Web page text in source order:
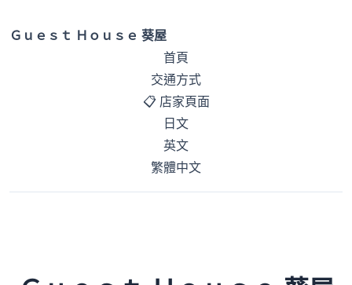
Ｇｕｅｓｔ Ｈｏｕｓｅ 葵屋
首頁
交通方式
📋 店家頁面
日文
英文
繁體中文